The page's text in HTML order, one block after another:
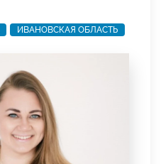
ИВАНОВСКАЯ ОБЛАСТЬ